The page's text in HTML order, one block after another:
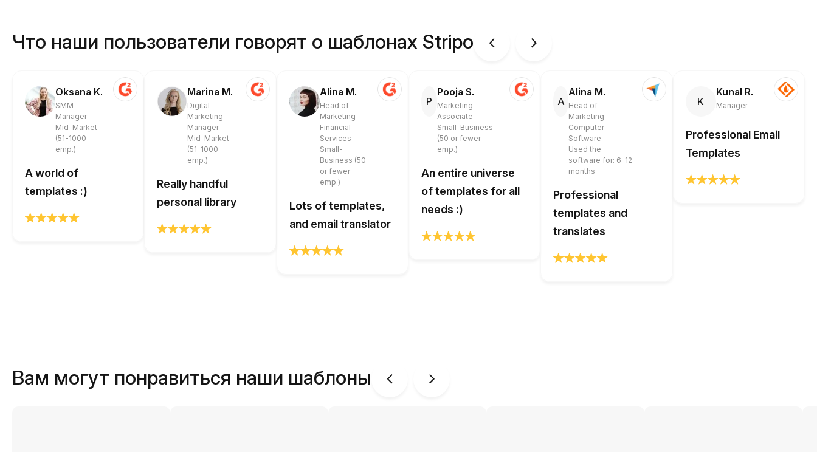
Что наши пользователи говорят о шаблонах Stripo
Oksana K.
SMM
Manager
Mid-Market
(51-1000
emp.)
A world of
templates :)
Marina M.
Digital
Marketing
Manager
Mid-Market
(51-1000
emp.)
Really handful
personal library
Alina M.
Head of
Marketing
Financial
Services
Small-
Business (50
or fewer
emp.)
Lots of templates,
and email translator
P
Pooja S.
Marketing
Associate
Small-Business
(50 or fewer
emp.)
An entire universe
of templates for all
needs :)
A
Alina M.
Head of
Marketing
Computer
Software
Used the
software for: 6-12
months
Professional
templates and
translates
K
Kunal R.
Manager
Professional Email
Templates
Вам могут понравиться наши шаблоны